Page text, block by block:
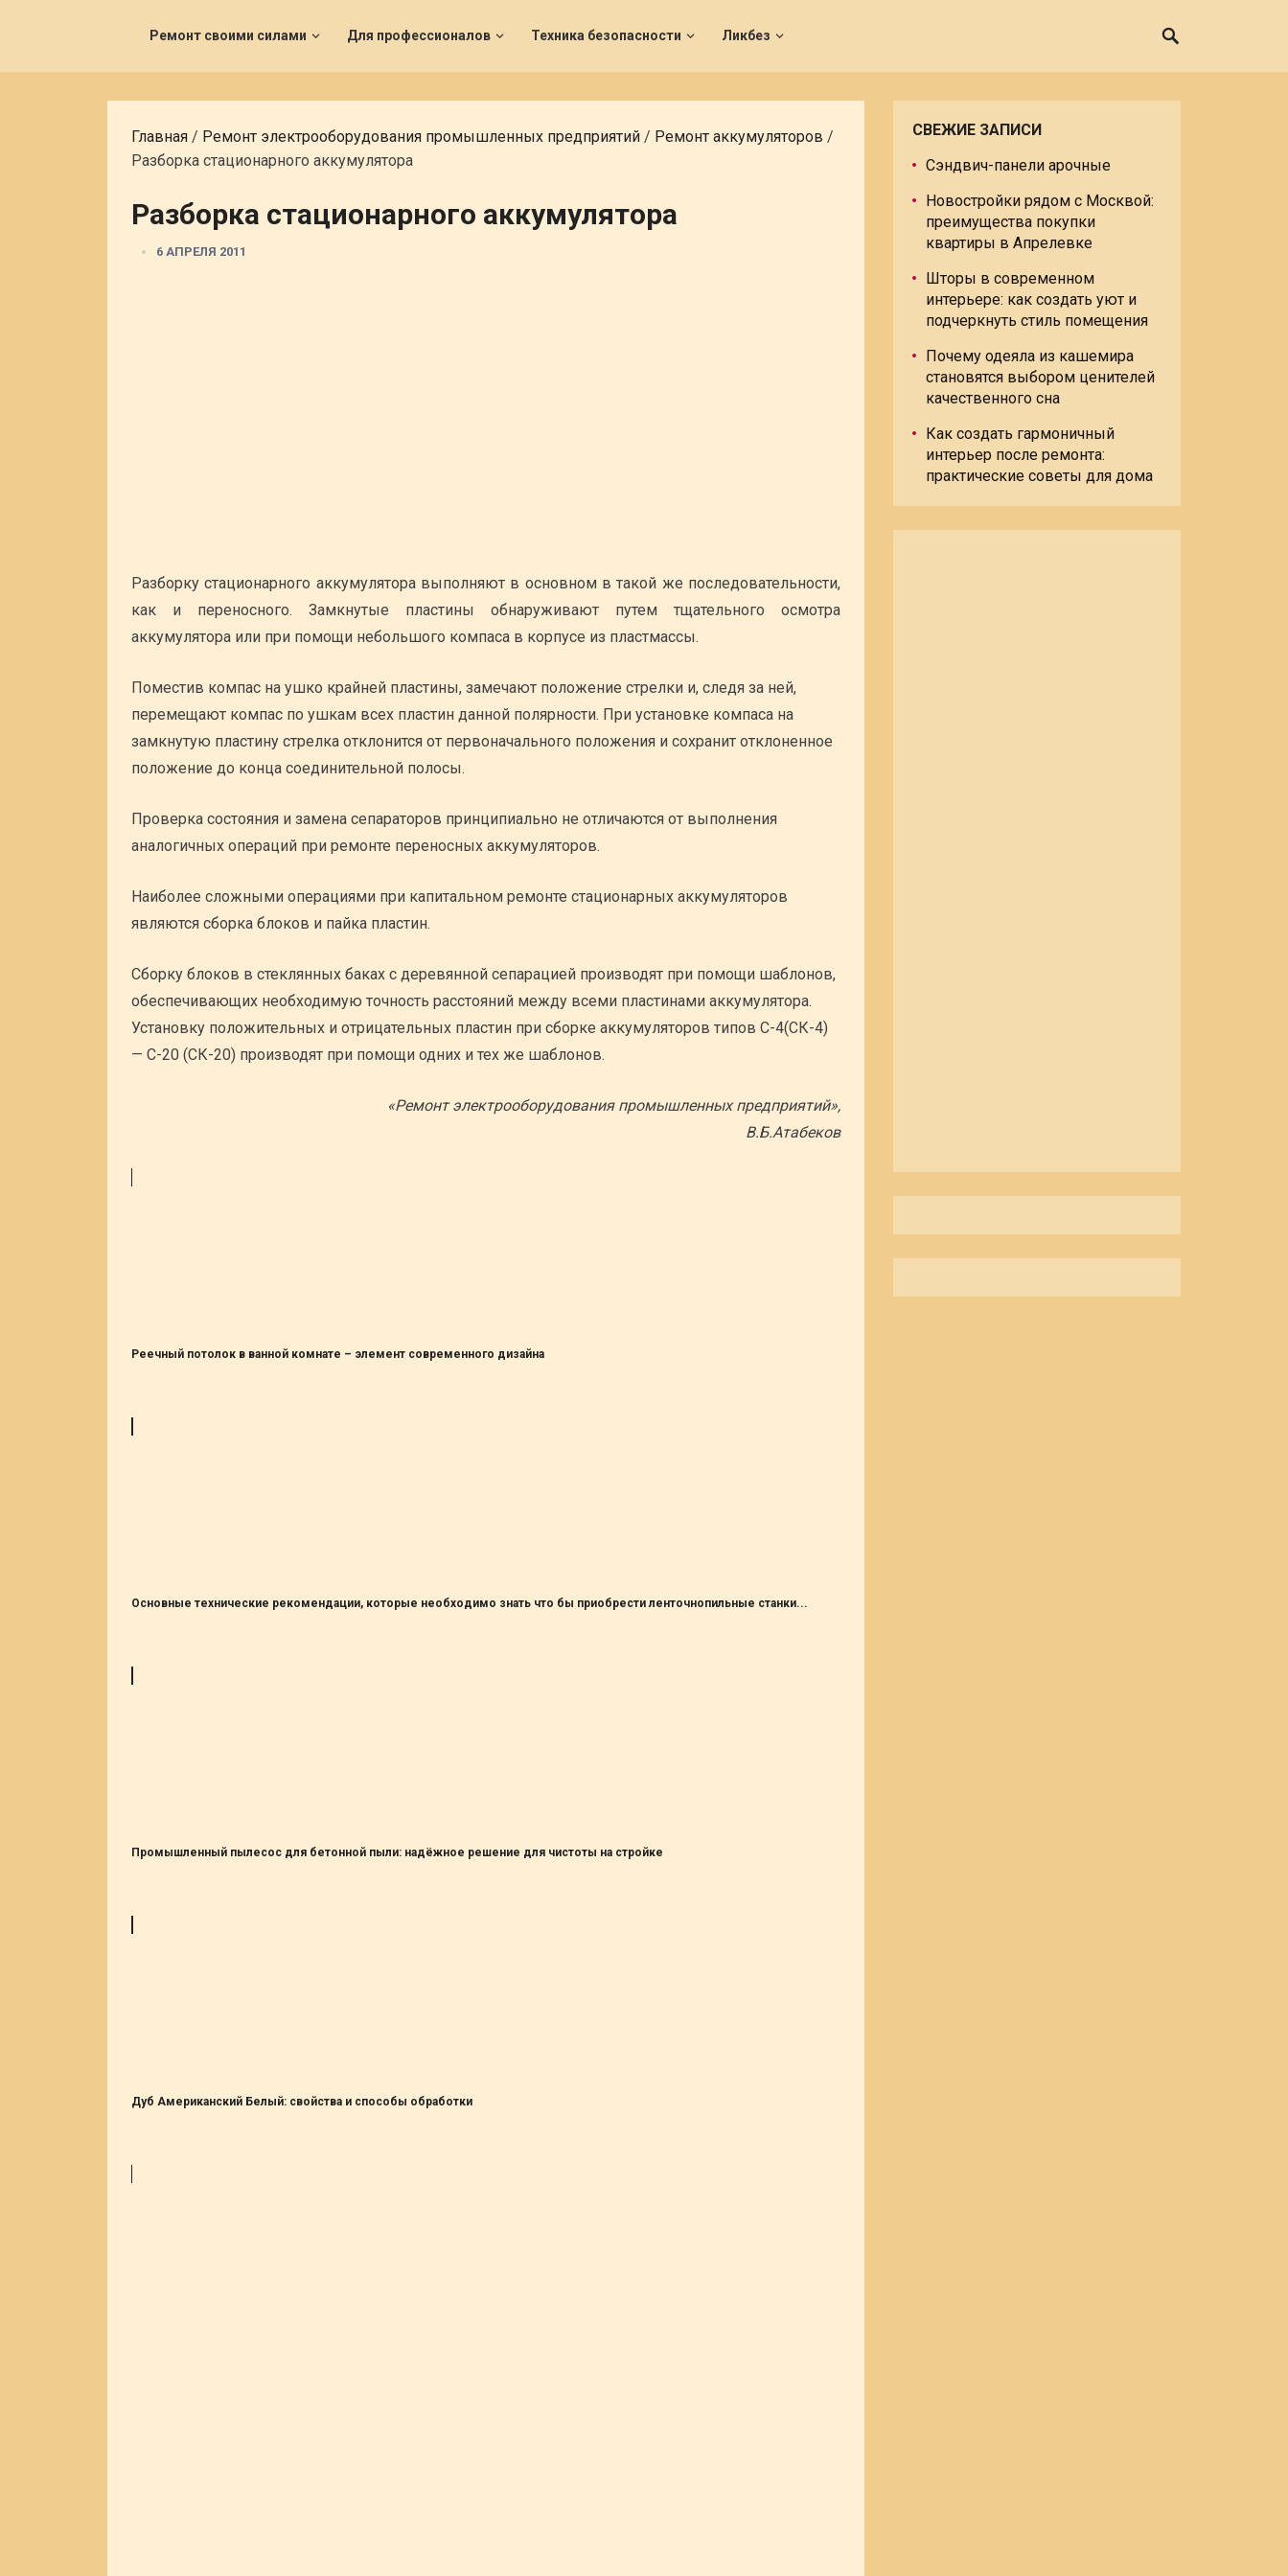
Ремонт своими силами Для профессионалов Техника безопасности Ликбез
Главная / Ремонт электрооборудования промышленных предприятий / Ремонт аккумуляторов /
Разборка стационарного аккумулятора
Разборка стационарного аккумулятора
6 АПРЕЛЯ 2011
Разборку стационарного аккумулятора выполняют в основном в такой же последовательности,
как и переносного. Замкнутые пластины обнаруживают путем тщательного осмотра
аккумулятора или при помощи небольшого компаса в корпусе из пластмассы.
Поместив компас на ушко крайней пластины, замечают положение стрелки и, следя за ней,
перемещают компас по ушкам всех пластин данной полярности. При установке компаса на
замкнутую пластину стрелка отклонится от первоначального положения и сохранит отклоненное
положение до конца соединительной полосы.
Проверка состояния и замена сепараторов принципиально не отличаются от выполнения
аналогичных операций при ремонте переносных аккумуляторов.
Наиболее сложными операциями при капитальном ремонте стационарных аккумуляторов
являются сборка блоков и пайка пластин.
Сборку блоков в стеклянных баках с деревянной сепарацией производят при помощи шаблонов,
обеспечивающих необходимую точность расстояний между всеми пластинами аккумулятора.
Установку положительных и отрицательных пластин при сборке аккумуляторов типов С-4(СК-4)
— С-20 (СК-20) производят при помощи одних и тех же шаблонов.
«Ремонт электрооборудования промышленных предприятий»,
В.Б.Атабеков
Реечный потолок в ванной комнате – элемент современного дизайна
Основные технические рекомендации, которые необходимо знать что бы приобрести ленточнопильные станки...
Промышленный пылесос для бетонной пыли: надёжное решение для чистоты на стройке
Дуб Американский Белый: свойства и способы обработки
СВЕЖИЕ ЗАПИСИ
Сэндвич-панели арочные
Новостройки рядом с Москвой:
преимущества покупки
квартиры в Апрелевке
Шторы в современном
интерьере: как создать уют и
подчеркнуть стиль помещения
Почему одеяла из кашемира
становятся выбором ценителей
качественного сна
Как создать гармоничный
интерьер после ремонта:
практические советы для дома